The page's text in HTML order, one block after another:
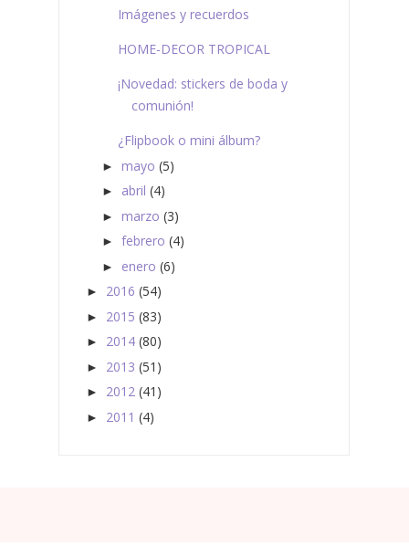
Imágenes y recuerdos
HOME-DECOR TROPICAL
¡Novedad: stickers de boda y
comunión!
¿Flipbook o mini álbum?
► mayo (5)
► abril (4)
► marzo (3)
► febrero (4)
► enero (6)
► 2016 (54)
► 2015 (83)
► 2014 (80)
► 2013 (51)
► 2012 (41)
► 2011 (4)